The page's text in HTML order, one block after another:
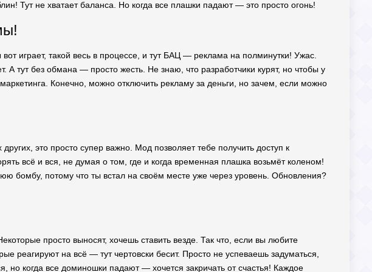
Тут не хватает баланса. Но когда все плашки падают — это просто огонь!
играет, такой весь в процессе, и тут БАЦ — реклама на полминутки! Ужас.
А тут без обмана — просто жесть. Не знаю, что разработчики курят, но чтобы у
Конечно, можно отключить рекламу за деньги, но зачем, если можно
это просто супер важно. Мод позволяет тебе получить доступ к
всё и вся, не думая о том, где и когда временная плашка возьмёт коленом!
бомбу, потому что ты встал на своём месте уже через уровень. Обновления?
просто выносят, хочешь ставить везде. Так что, если вы любите
реагируют на всё — тут чертовски бесит. Просто не успеваешь задуматься,
но когда все доминошки падают — хочется закричать от счастья! Каждое